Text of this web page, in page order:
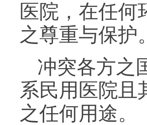
医院，在任何
之尊重与保护。
冲突各方之
系民用医院且
之任何用途。